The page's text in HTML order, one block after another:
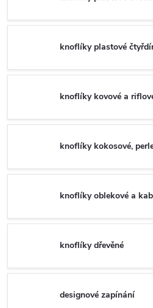
knoflíky plastové
knoflíky kovové a
knoflíky kokosové,
knoflíky oblekové a
knoflíky dřevěné
designové zapínání